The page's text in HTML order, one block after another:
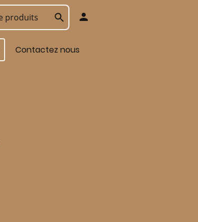
Contactez nous